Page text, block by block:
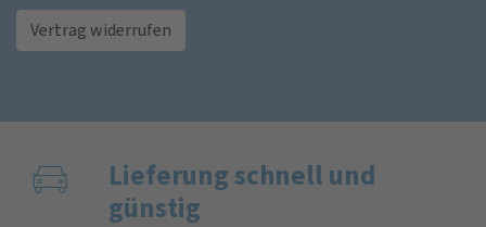
Vertrag widerrufen
Lieferung schnell und
günstig